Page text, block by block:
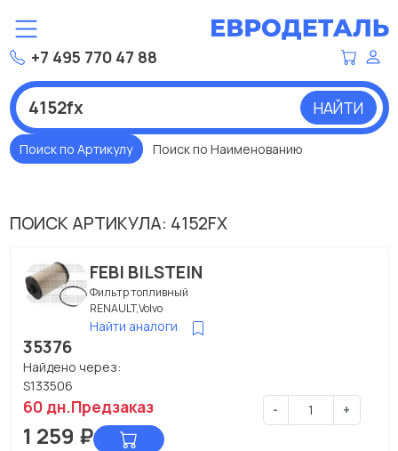
+7 495 770 47 88
НАЙТИ
Поиск по Артикулу Поиск по Наименованию
ПОИСК АРТИКУЛА: 4152FX
FEBI BILSTEIN
Фильтр топливный
RENAULT,Volvo
Найти аналоги
35376
Найдено через:
S133506
60 дн.Предзаказ - +
1 259 ₽